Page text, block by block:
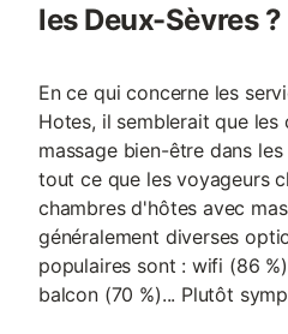
les Deux-Sèvres ?
En ce qui concerne les
Hotes, il semblerait que
massage bien-être dans
tout ce que les voyageurs
chambres d'hôtes avec
généralement diverses
populaires sont : wifi (86
balcon (70 %)... Plutôt